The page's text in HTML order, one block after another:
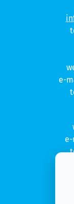
e-